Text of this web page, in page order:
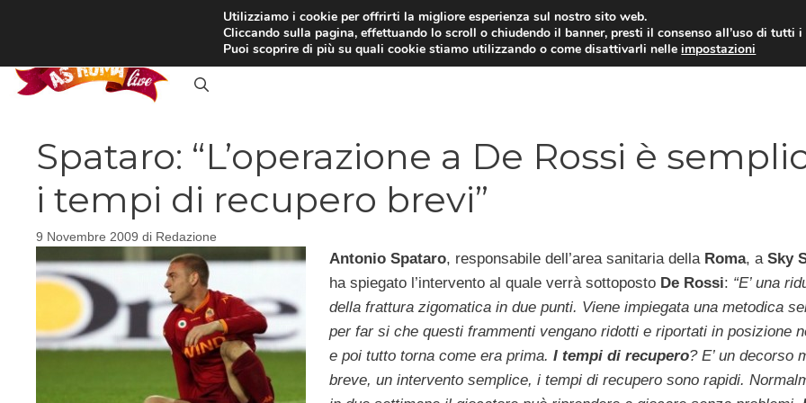
RASSEGNA STAMPA INTERVISTE CALCIOMERCATO CAMPIONATO
Spataro: “L’operazione a De Rossi è
i tempi di recupero brevi”
9 Novembre 2009 di Redazione
Antonio Spataro, responsabile dell’area sanitaria della Roma, a Sky
ha spiegato l’intervento al quale verrà sottoposto De Rossi: “E’ una
della frattura zigomatica in due punti. Viene impiegata una metodica
per far si che questi frammenti vengano ridotti e riportati in posizione
e poi tutto torna come era prima. I tempi di recupero? E’ un decorso
breve, un intervento semplice, i tempi di recupero sono rapidi.
Utilizziamo i cookie per offrirti la migliore esperienza sul nostro sito web.
Cliccando sulla pagina, effettuando lo scroll o chiudendo il banner, presti il consenso all’uso di tutti i
Puoi scoprire di più su quali cookie stiamo utilizzando o come disattivarli nelleimpostazioni